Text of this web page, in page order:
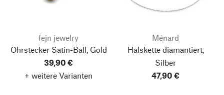
fejn jewelry
Ohrstecker Satin-Ball, Gold
39,90 €
+ weitere Varianten
Ménard
Halskette diamantiert,
Silber
47,90 €